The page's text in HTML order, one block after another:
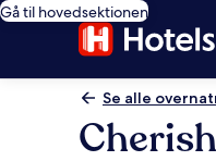
Gå til hovedsektionen
Se alle